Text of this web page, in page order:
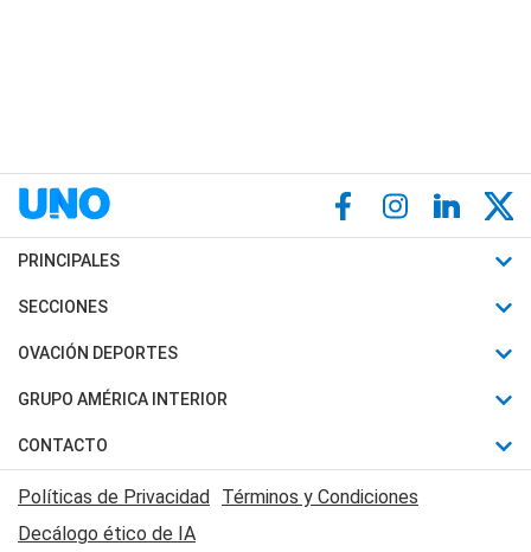
PRINCIPALES
Últimas Noticias
Política
Judiciales
Economia
SECCIONES
Horóscopo
Motores
Trucos caseros
Series y Películas
Edictos y Solicitadas
OVACIÓN DEPORTES
Fútbol
Mundial
Automovilismo
Rugby
GRUPO AMÉRICA INTERIOR
Canal 7 en Vivo
CONTACTO
Acerca de Nosotros
Contactanos
Políticas de Privacidad Términos y Condiciones
Decálogo ético de IA